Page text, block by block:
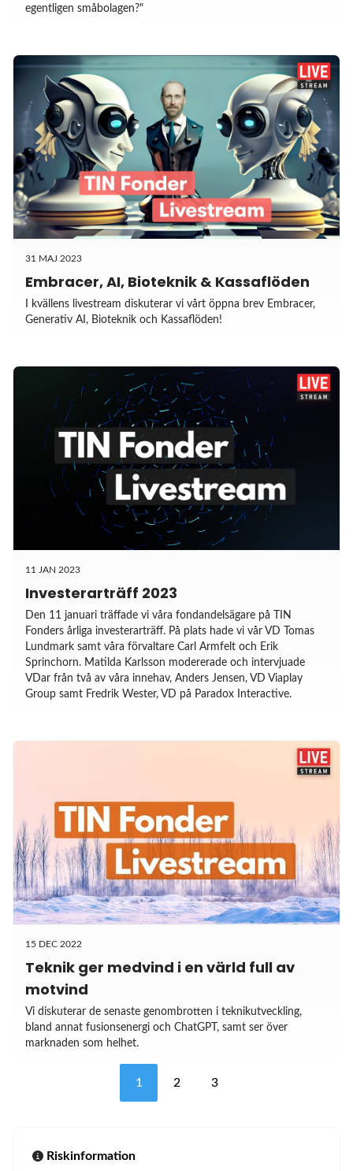
egentligen småbolagen?"
31 MAJ 2023
Embracer, AI, Bioteknik & Kassaflöden
I kvällens livestream diskuterar vi vårt öppna brev Embracer,
Generativ AI, Bioteknik och Kassaflöden!
11 JAN 2023
Investerarträff 2023
Den 11 januari träffade vi våra fondandelsägare på TIN
Fonders årliga investerarträff. På plats hade vi vår VD Tomas
Lundmark samt våra förvaltare Carl Armfelt och Erik
Sprinchorn. Matilda Karlsson modererade och intervjuade
VDar från två av våra innehav, Anders Jensen, VD Viaplay
Group samt Fredrik Wester, VD på Paradox Interactive.
15 DEC 2022
Teknik ger medvind i en värld full av
motvind
Vi diskuterar de senaste genombrotten i teknikutveckling,
bland annat fusionsenergi och ChatGPT, samt ser över
marknaden som helhet.
1 2 3
Riskinformation